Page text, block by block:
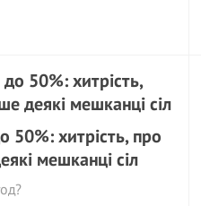
50%: хитрість, про
мешканці сіл